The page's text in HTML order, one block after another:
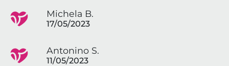
Michela B.
17/05/2023
Antonino S.
11/05/2023